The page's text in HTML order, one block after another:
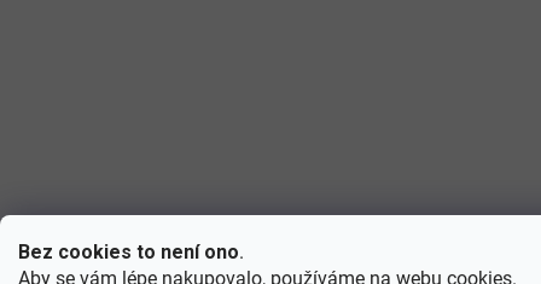
Bez cookies to není ono.
Aby se vám lépe nakupovalo, používáme na webu cookies.